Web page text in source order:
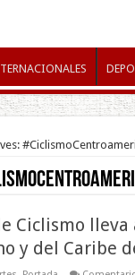
Ciclismo
y del Caribe